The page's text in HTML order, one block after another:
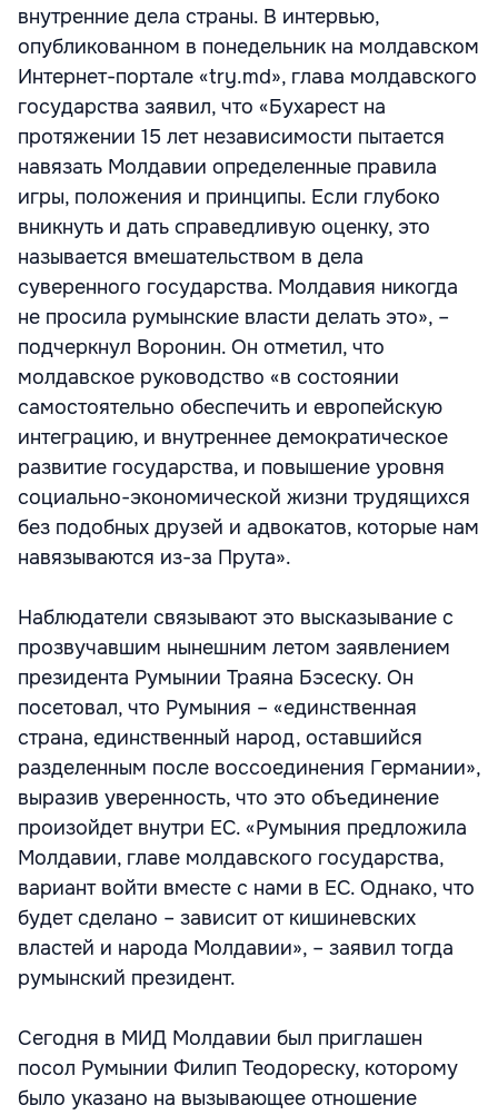
внутренние дела страны. В интервью,
опубликованном в понедельник на молдавском
Интернет-портале «try.md», глава молдавского
государства заявил, что «Бухарест на
протяжении 15 лет независимости пытается
навязать Молдавии определенные правила
игры, положения и принципы. Если глубоко
вникнуть и дать справедливую оценку, это
называется вмешательством в дела
суверенного государства. Молдавия никогда
не просила румынские власти делать это», –
подчеркнул Воронин. Он отметил, что
молдавское руководство «в состоянии
самостоятельно обеспечить и европейскую
интеграцию, и внутреннее демократическое
развитие государства, и повышение уровня
социально-экономической жизни трудящихся
без подобных друзей и адвокатов, которые нам
навязываются из-за Прута».
Наблюдатели связывают это высказывание с
прозвучавшим нынешним летом заявлением
президента Румынии Траяна Бэсеску. Он
посетовал, что Румыния – «единственная
страна, единственный народ, оставшийся
разделенным после воссоединения Германии»,
выразив уверенность, что это объединение
произойдет внутри ЕС. «Румыния предложила
Молдавии, главе молдавского государства,
вариант войти вместе с нами в ЕС. Однако, что
будет сделано – зависит от кишиневских
властей и народа Молдавии», – заявил тогда
румынский президент.
Сегодня в МИД Молдавии был приглашен
посол Румынии Филип Теодореску, которому
было указано на вызывающее отношение